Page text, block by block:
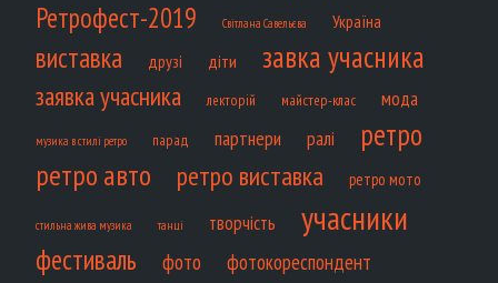
Ретрофест-2019 Світлана Савельєва Україна
виставка друзі діти завка учасника
заявка учасника лекторій майстер-клас мода
музика в стилі ретро парад партнери ралі ретро
ретро авто ретро виставка ретро мото
стильна жива музика танці творчість учасники
фестиваль фото фотокореспондент